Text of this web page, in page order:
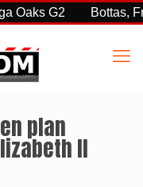
G2 Bottas, Franco,
plan
II